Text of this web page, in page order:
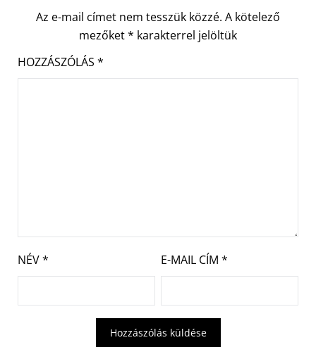
Az e-mail címet nem tesszük közzé. A kötelező
mezőket* karakterrel jelöltük
HOZZÁSZÓLÁS *
NÉV* E-MAIL CÍM *